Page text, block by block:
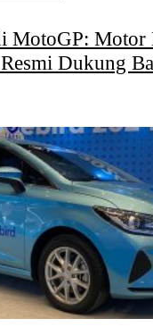
MotoGP:
Dukung